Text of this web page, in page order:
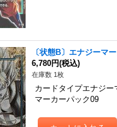
〔状態B〕エナジーマ
6,780円(税込)
在庫数 1枚
カードタイプエナジ
マーカーパック09